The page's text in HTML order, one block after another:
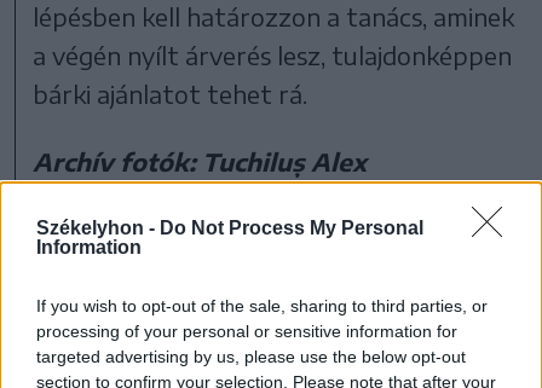
Székelyhon - Do Not Process My Personal
Information
If you wish to opt-out of the sale, sharing to third parties, or
processing of your personal or sensitive information for
targeted advertising by us, please use the below opt-out
section to confirm your selection. Please note that after your
lépésben kell határozzon a tanács, aminek
a végén nyílt árverés lesz, tulajdonképpen
bárki ajánlatot tehet rá.
Archív fotók: Tuchiluș Alex